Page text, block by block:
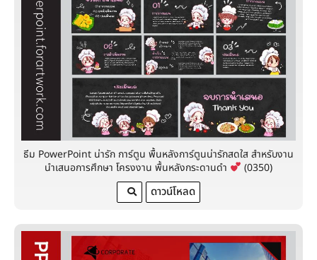
ธีม PowerPoint น่ารัก การ์ตูน พื้นหลังการ์ตูนน่ารักสดใส สำหรับงาน
นำเสนอการศึกษา โครงงาน พื้นหลังกระดานดำ
(0350)
ดาวน์โหลด